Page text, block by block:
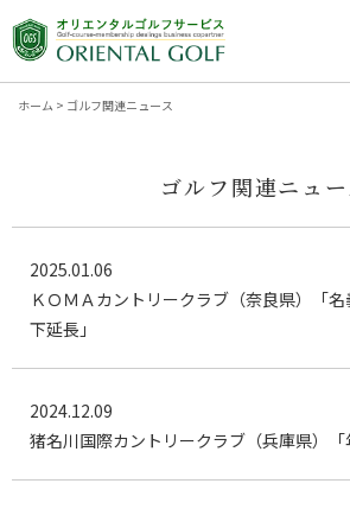
ホーム > ゴルフ関連ニュース
ゴルフ関連ニュー
2025.01.06
ＫＯＭＡカントリークラブ（奈良県）「
下延長」
2024.12.09
猪名川国際カントリークラブ（兵庫県）「